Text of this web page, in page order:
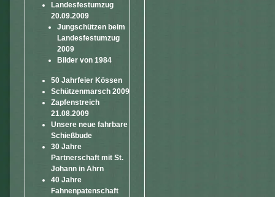
Landesfestumzug
20.09.2009
Jungschützen beim
Landesfestumzug
2009
Bilder von 1984
50 Jahrfeier Kössen
Schützenmarsch 2009
Zapfenstreich
21.08.2009
Unsere neue fahrbare
Schießbude
30 Jahre
Partnerschaft mit St.
Johann in Ahrn
40 Jahre
Fahnenpatenschaft